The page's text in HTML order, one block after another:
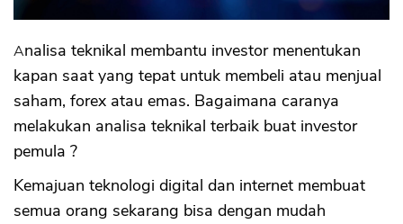
Analisa teknikal membantu investor menentukan
kapan saat yang tepat untuk membeli atau menjual
saham, forex atau emas. Bagaimana caranya
melakukan analisa teknikal terbaik buat investor
pemula ?
Kemajuan teknologi digital dan internet membuat
semua orang sekarang bisa dengan mudah